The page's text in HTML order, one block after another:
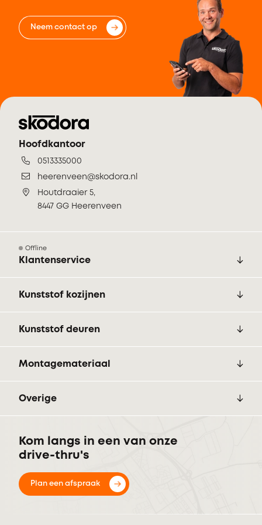
Neem contact op
Hoofdkantoor
0513335000
heerenveen@skodora.nl
Houtdraaier 5,
8447 GG Heerenveen
Offline
Klantenservice
Kunststof kozijnen
Kunststof deuren
Montagemateriaal
Overige
Kom langs in een van onze
drive-thru's
Plan een afspraak